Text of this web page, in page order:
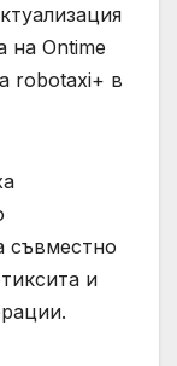
на Ontime
robotaxi+ в
съвместно
и